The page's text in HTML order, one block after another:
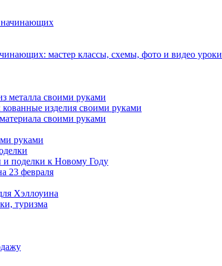
начинающих
мастер классы, схемы, фото и видео уроки
металла своими руками
кованные изделия своими руками
своими руками
руками
и поделки к Новому Году
23 февраля
Хэллоуина
туризма